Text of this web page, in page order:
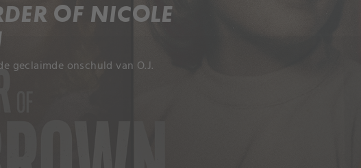
OF NICOLE
geclaimde onschuld van O.J.